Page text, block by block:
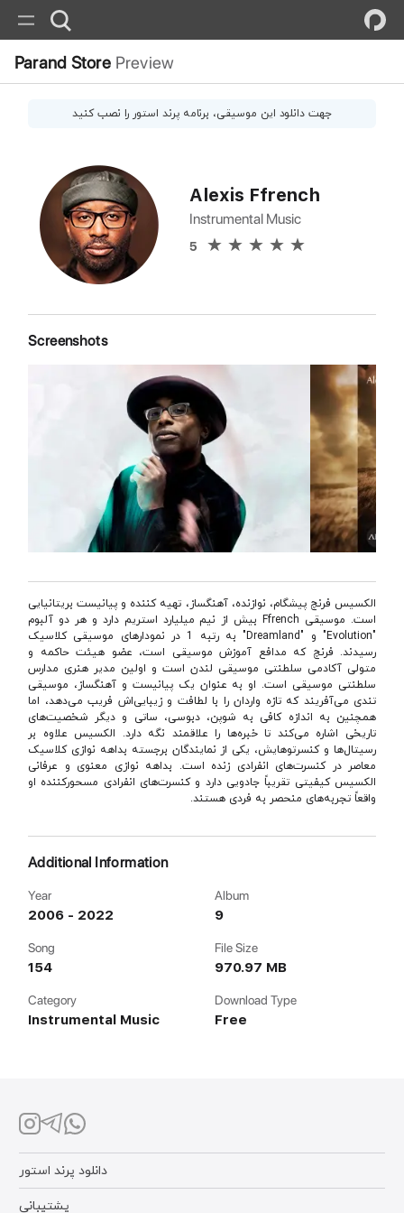
Parand Store Preview
جهت دانلود این موسیقی، برنامه پرند استور را نصب کنید
Alexis Ffrench
Instrumental Music
5
Screenshots
الکسیس فرنچ پیشگام، نوازنده، آهنگساز، تهیه کننده و پیانیست بریتانیایی
است. موسیقی Ffrench بیش از نیم میلیارد استریم دارد و هر دو آلبوم
"Evolution" و "Dreamland" به رتبه 1 در نمودارهای موسیقی کلاسیک
رسیدند. فرنچ که مدافع آموزش موسیقی است، عضو هیئت حاکمه و
متولی آکادمی سلطنتی موسیقی لندن است و اولین مدیر هنری مدارس
سلطنتی موسیقی است. او به عنوان یک پیانیست و آهنگساز، موسیقی
تندی می‌آفریند که تازه واردان را با لطافت و زیبایی‌اش فریب می‌دهد، اما
همچنین به اندازه کافی به شوپن، دبوسی، ساتی و دیگر شخصیت‌های
تاریخی اشاره می‌کند تا خبره‌ها را علاقمند نگه دارد. الکسیس علاوه بر
رسیتال‌ها و کنسرتوهایش، یکی از نمایندگان برجسته بداهه نوازی کلاسیک
معاصر در کنسرت‌های انفرادی زنده است. بداهه نوازی معنوی و عرفانی
الکسیس کیفیتی تقریباً جادویی دارد و کنسرت‌های انفرادی مسحورکننده او
واقعاً تجربه‌های منحصر به فردی هستند.
Additional Information
Year
2006 - 2022
Album
9
Song
154
File Size
970.97 MB
Category
Instrumental Music
Download Type
Free
پشتیبانی
دانلود پرند استور